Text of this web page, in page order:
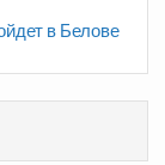
в Белове